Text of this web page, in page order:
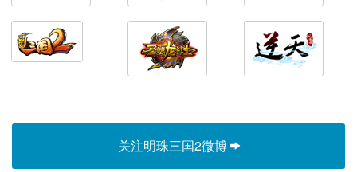
关注明珠三国2微博